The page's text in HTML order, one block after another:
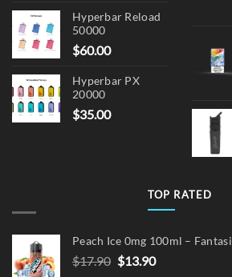
Hyperbar Reload
50000
$60.00
Hyperbar PX
20000
$35.00
TOP RATED
Peach Ice 0mg 100ml – Fantasi
$17.90 Original
$13.90Current